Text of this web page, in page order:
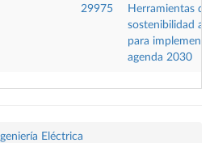
29975
Herramientas de
sostenibilidad
para
agenda 2030
Eléctrica